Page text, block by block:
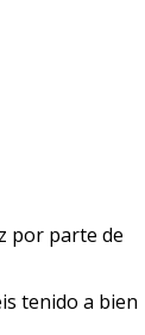
por parte de
tenido a bien